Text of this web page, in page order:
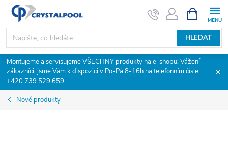
Přejít
obsah
HLEDAT
NÁKUPNÍ
KOŠÍK
Montujeme a servisujeme VŠECHNY produkty na e-shopu! Vážení
zákazníci, jsme Vám k dispozici v Po-Pá 8-16h na telefonním čísle:
+420 739 529 659.
Nové produkty